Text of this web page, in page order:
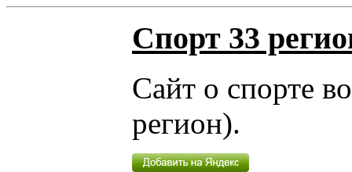
Спорт 33
Сайт о спорте
регион).